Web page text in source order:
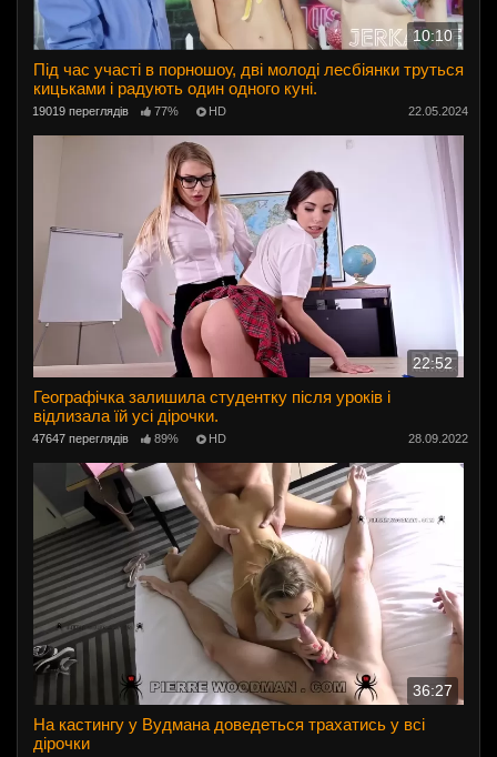
10:10
Під час участі в порношоу, дві молоді лесбіянки труться
кицьками і радують один одного куні.
19019 переглядів 77% HD 22.05.2024
22:52
Географічка залишила студентку після уроків і
відлизала їй усі дірочки.
47647 переглядів 89% HD 28.09.2022
36:27
На кастингу у Вудмана доведеться трахатись у всі
дірочки